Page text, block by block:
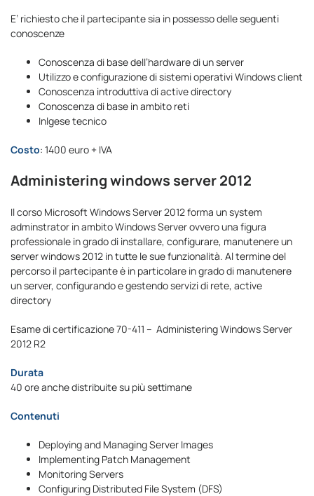
E’ richiesto che il partecipante sia in possesso delle seguenti
conoscenze
Conoscenza di base dell’hardware di un server
Utilizzo e configurazione di sistemi operativi Windows client
Conoscenza introduttiva di active directory
Conoscenza di base in ambito reti
Inlgese tecnico
Costo: 1400 euro + IVA
Administering windows server 2012
Il corso Microsoft Windows Server 2012 forma un system
adminstrator in ambito Windows Server ovvero una figura
professionale in grado di installare, configurare, manutenere un
server windows 2012 in tutte le sue funzionalità. Al termine del
percorso il partecipante è in particolare in grado di manutenere
un server, configurando e gestendo servizi di rete, active
directory
Esame di certificazione 70-411 – Administering Windows Server
2012 R2
Durata
40 ore anche distribuite su più settimane
Contenuti
Deploying and Managing Server Images
Implementing Patch Management
Monitoring Servers
Configuring Distributed File System (DFS)